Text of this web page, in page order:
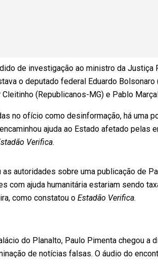
de investigação ao ministro da Justiça
o deputado federal Eduardo
(Republicanos-MG) e Pablo
no ofício como desinformação, há uma
ajuda ao Estado afetado pelas
Verifica.
autoridades sobre uma publicação de
com ajuda humanitária estariam sendo
como constatou o Estadão Verifica.
do Planalto, Paulo Pimenta chegou a
de notícias falsas. O áudio do